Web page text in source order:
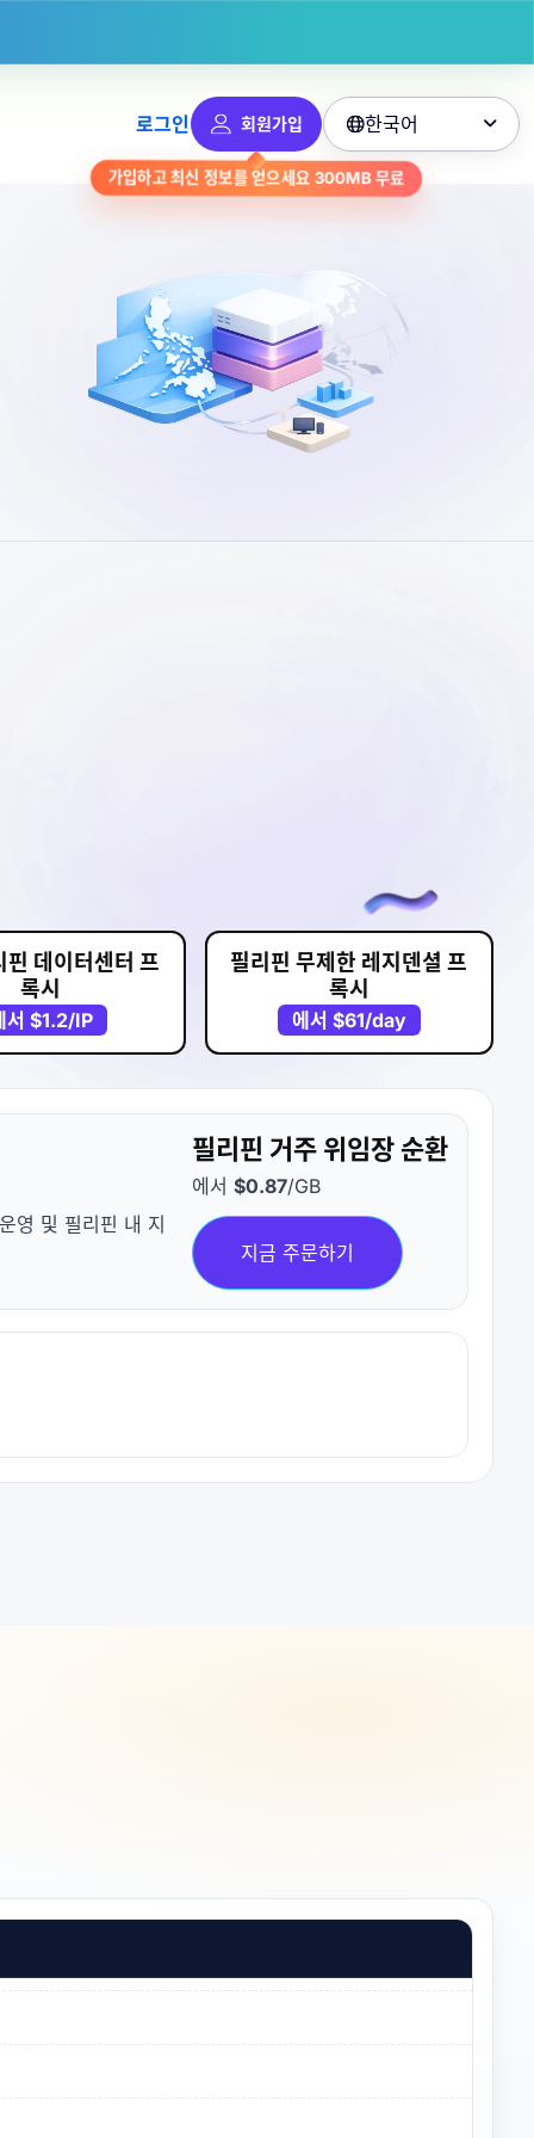
로그인 회원가입
가입하고 최신 정보를 얻으세요 300MB무료
한국어 
핀 데이터센터 프
록시
서 $1.2/IP
필리핀 무제한 레지덴셜 프
록시
에서 $61/day
영 및 필리핀 내 지
필리핀 거주 위임장 순환
에서 $0.87/GB
지금 주문하기